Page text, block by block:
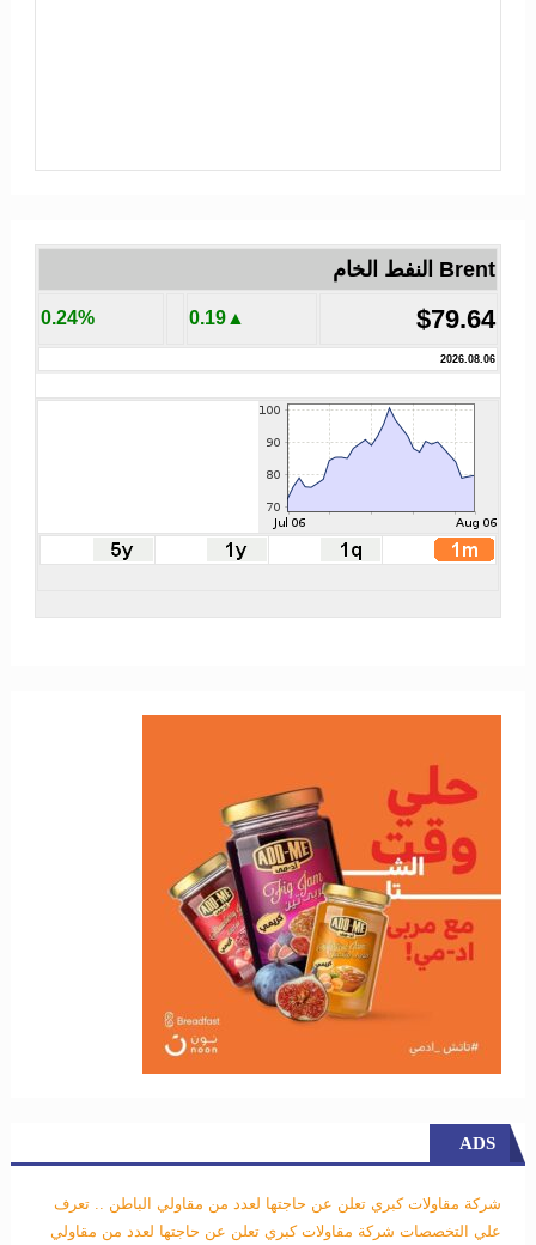
Brent النفط الخام
$79.64
▲0.19
0.24%
2026.08.06
ADS
شركة مقاولات كبري تعلن عن حاجتها لعدد من مقاولي الباطن .. تعرف
علي التخصصات شركة مقاولات كبري تعلن عن حاجتها لعدد من مقاولي